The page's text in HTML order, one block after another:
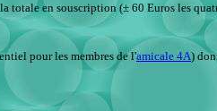
en souscription (± 60 Euros les
pour les membres de l'amicale 4A)